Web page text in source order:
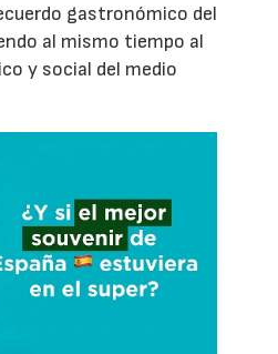
gastronómico del
al mismo tiempo al
y social del medio